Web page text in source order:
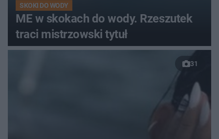
SKOKI DO WODY
ME w skokach do wody. Rzeszutek
traci mistrzowski tytuł
31